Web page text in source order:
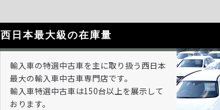
西日本最大級の在庫量
輸入車の特選中古車を主に取り扱う西日本
最大の輸入車中古車専門店です。
輸入車特選中古車は150台以上を展示して
おります。